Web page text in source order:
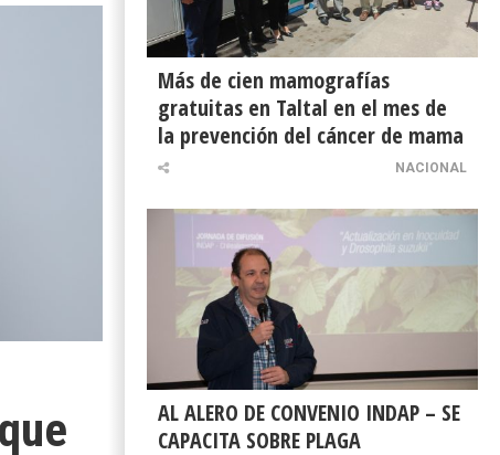
Más de cien mamografías
gratuitas en Taltal en el mes de
la prevención del cáncer de mama
NACIONAL
AL ALERO DE CONVENIO INDAP – SE
CAPACITA SOBRE PLAGA